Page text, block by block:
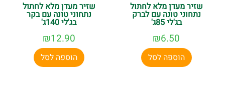
שזיר מעדן מלא לחתול
נתחוני טונה עם לברק
בג'לי 85ג'
₪6.50
הוספה לסל
שזיר מעדן מלא לחתול
נתחוני טונה עם בקר
בג'לי 140ג'
₪12.90
הוספה לסל